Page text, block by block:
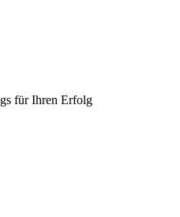
für Ihren Erfolg